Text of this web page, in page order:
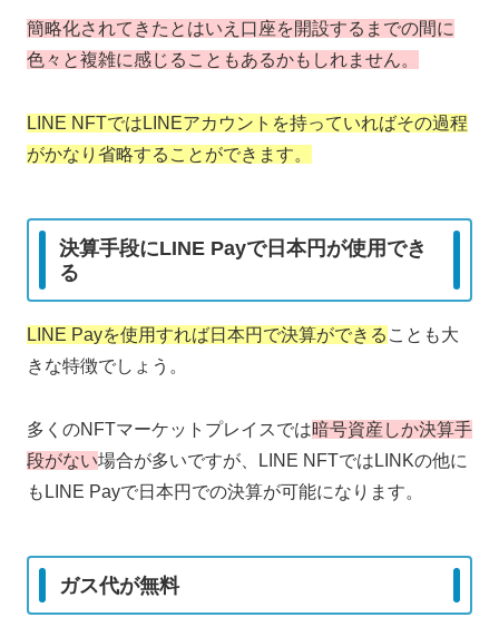
簡略化されてきたとはいえ口座を開設するまでの間に
色々と複雑に感じることもあるかもしれません。
LINE NFTではLINEアカウントを持っていればその過程
がかなり省略することができます。
決算手段にLINE Payで日本円が使用でき
る
LINE Payを使用すれば日本円で決算ができる ことも大
きな特徴でしょう。
多くのNFTマーケットプレイスでは暗号資産しか決算手
段がない場合が多いですが、LINE NFTではLINKの他に
もLINE Payで日本円での決算が可能になります。
ガス代が無料